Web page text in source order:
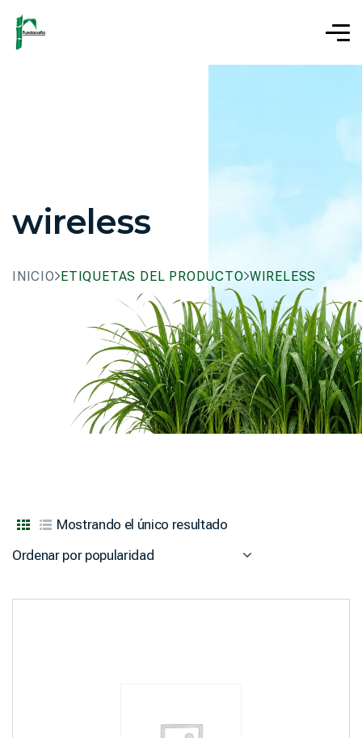
wireless
INICIO ETIQUETAS DEL PRODUCTO WIRELESS
Mostrando el único resultado
Ordenar por popularidad